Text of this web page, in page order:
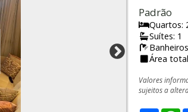
Padrão
Quartos:
Suítes: 1
Área
Valores
sujeitos a